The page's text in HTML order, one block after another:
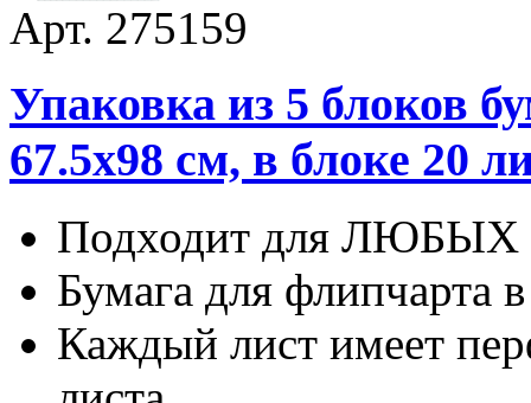
Арт. 275159
Упаковка из 5 блоков
67.5х98 см, в блоке 20
Подходит для ЛЮБЫХ
Бумага для флипчарта
Каждый лист имеет